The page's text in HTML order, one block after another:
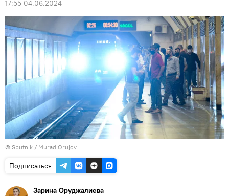
17:55 04.06.2024
© Sputnik / Murad Orujov
Подписаться
Зарина Оруджалиева